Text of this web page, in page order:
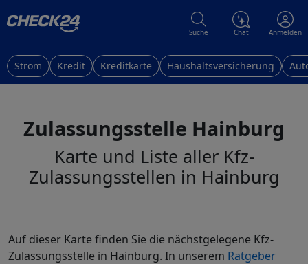
Suche Chat Anmelden
Strom Kredit Kreditkarte Haushaltsversicherung
Zulassungsstelle Hainburg
Karte und Liste aller Kfz-
Zulassungsstellen in Hainburg
Auf dieser Karte finden Sie die nächstgelegene Kfz-
Zulassungsstelle in Hainburg. In unserem Ratgeber